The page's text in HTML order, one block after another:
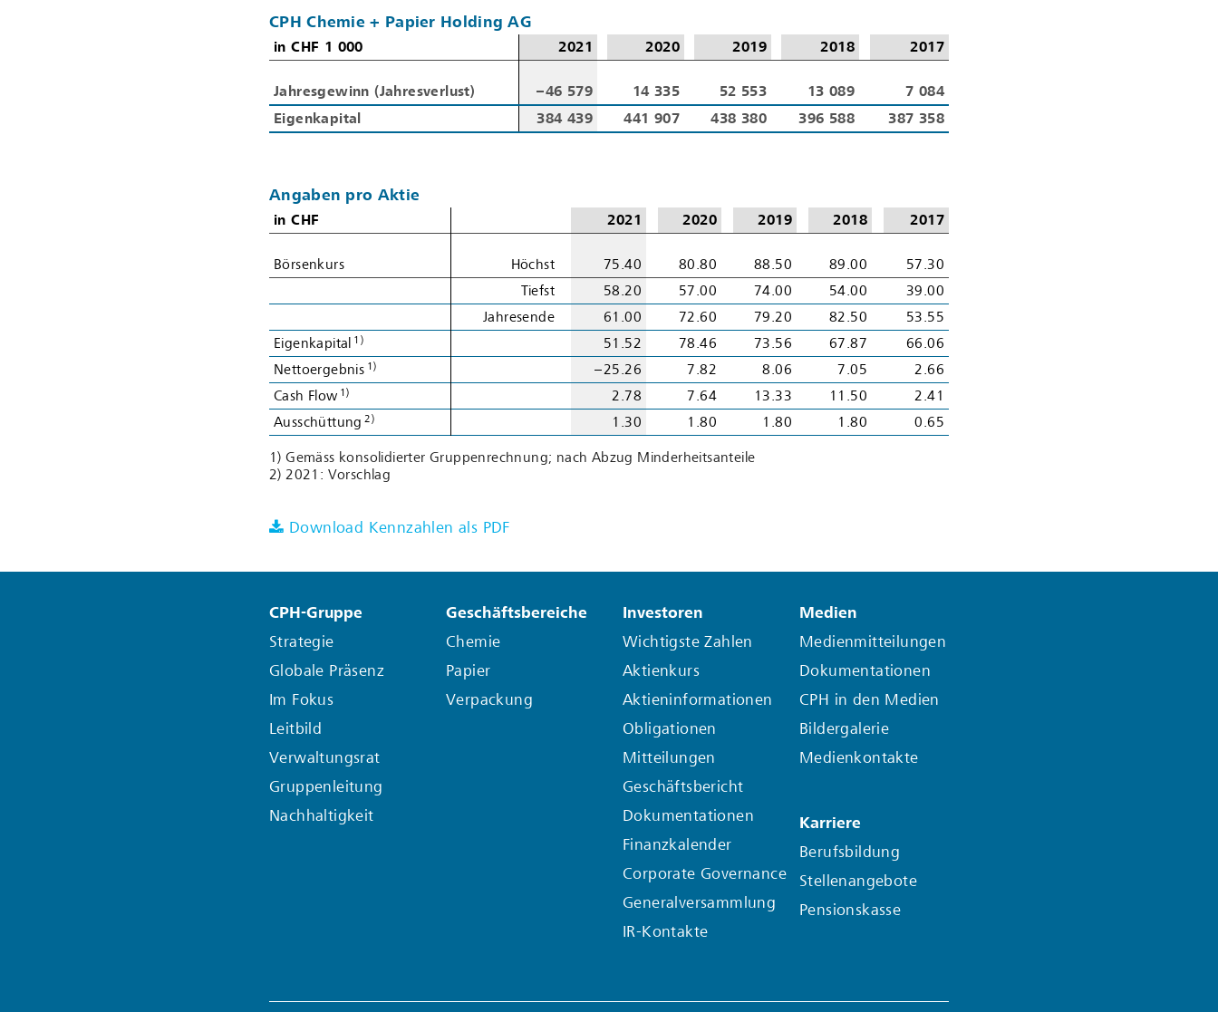
CPH Chemie + Papier Holding AG
in CHF 1 000 2021 2020 2019 2018 2017
Jahresgewinn (Jahresverlust) – 46 579 14 335 52 553 13 089
7 084
Eigenkapital
384 439 441 907 438 380 396 588 387 358
in CHF 1 000
Jahresgewinn (Jahresverlust)
Eigenkapital
Angaben pro Aktie
in CHF 2021 2020 2019 2018 2017
Börsenkurs Höchst 75.40 80.80 88.50 89.00
57.30
Tiefst
58.20 57.00 74.00 54.00
39.00
Jahresende
61.00 72.60 79.20 82.50
53.55
Eigenkapital1) 51.52 78.46 73.56 67.87
66.06
Nettoergebnis1) – 25.26 7.82 8.06 7.05
2.66
Cash Flow1) 2.78 7.64 13.33 11.50
2.41
Ausschüttung2) 1.30 1.80 1.80 1.80 0.65
in CHF
Börsenkurs
Eigenkapital1)
Nettoergebnis1)
Cash Flow1)
Ausschüttung2)
1) Gemäss konsolidierter Gruppenrechnung; nach Abzug Minderheitsanteile
2) 2021: Vorschlag
Download Kennzahlen als PDF
CPH-Gruppe
Strategie
Globale Präsenz
Im Fokus
Leitbild
Verwaltungsrat
Gruppenleitung
Nachhaltigkeit
Geschäftsbereiche
Chemie
Papier
Verpackung
Investoren
Wichtigste Zahlen
Aktienkurs
Aktieninformationen
Obligationen
Mitteilungen
Geschäftsbericht
Dokumentationen
Finanzkalender
Corporate Governance
Generalversammlung
IR-Kontakte
Medien
Medienmitteilungen
Dokumentationen
CPH in den Medien
Bildergalerie
Medienkontakte
Karriere
Berufsbildung
Stellenangebote
Pensionskasse